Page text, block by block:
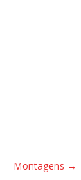
Montagens →